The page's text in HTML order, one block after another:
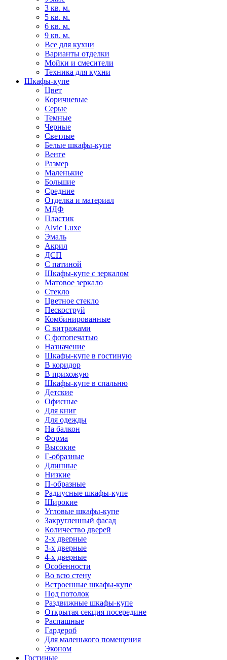
3 кв. м.
5 кв. м.
6 кв. м.
9 кв. м.
Все для кухни
Варианты отделки
Мойки и смесители
Техника для кухни
Шкафы-купе
Цвет
Коричневые
Серые
Темные
Черные
Светлые
Белые шкафы-купе
Венге
Размер
Маленькие
Большие
Средние
Отделка и материал
МДФ
Пластик
Alvic Luxe
Эмаль
Акрил
ДСП
С патиной
Шкафы-купе с зеркалом
Матовое зеркало
Стекло
Цветное стекло
Пескоструй
Комбинированные
С витражами
С фотопечатью
Назначение
Шкафы-купе в гостиную
В коридор
В прихожую
Шкафы-купе в спальню
Детские
Офисные
Для книг
Для одежды
На балкон
Форма
Высокие
Г-образные
Длинные
Низкие
П-образные
Радиусные шкафы-купе
Широкие
Угловые шкафы-купе
Закругленный фасад
Количество дверей
2-х дверные
3-х дверные
4-х дверные
Особенности
Во всю стену
Встроенные шкафы-купе
Под потолок
Раздвижные шкафы-купе
Открытая секция посередине
Распашные
Гардероб
Для маленького помещения
Эконом
Гостиные